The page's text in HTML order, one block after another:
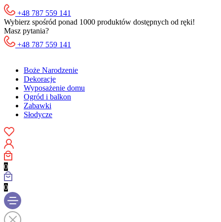
+48 787 559 141
Wybierz spośród ponad 1000 produktów dostępnych od ręki!
Masz pytania?
+48 787 559 141
Boże Narodzenie
Dekoracje
Wyposażenie domu
Ogród i balkon
Zabawki
Słodycze
0
0